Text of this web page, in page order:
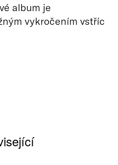
album je
vykročením vstříc